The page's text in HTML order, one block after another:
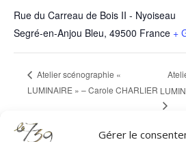
Gérer le
Rue du Carreau de Bois II - Nyoiseau
Segré-en-Anjou Bleu, 49500 France +
Atelier scénographie «
LUMINAIRE » – Carole CHARLIER